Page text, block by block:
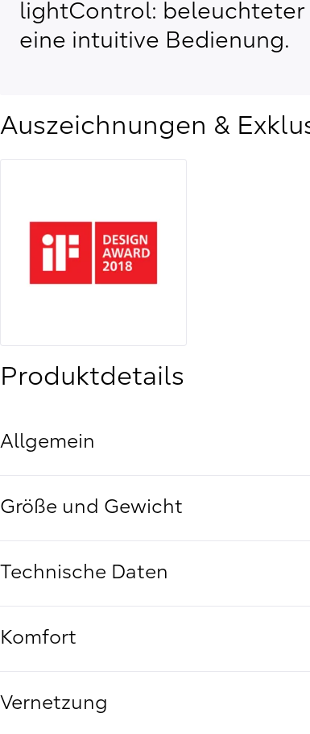
lightControl:
eine intuitive Bedienung.
Auszeichnungen &
Produktdetails
Allgemein
Größe und Gewicht
Technische Daten
Komfort
Vernetzung